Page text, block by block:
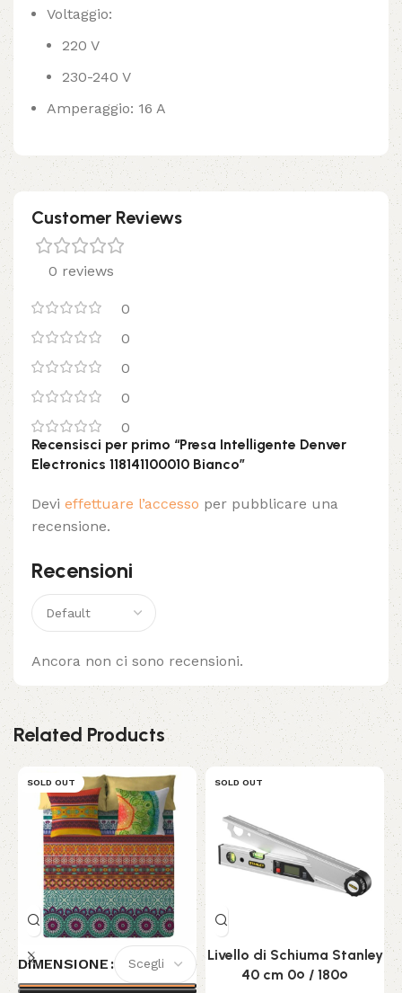
Voltaggio:
220 V
230-240 V
Amperaggio: 16 A
Customer Reviews
0 reviews
0
0
0
0
0
Recensioni
Ancora non ci sono recensioni.
Recensisci per primo “Presa Intelligente Denver
Electronics 118141100010 Bianco”
Devi effettuare l’accesso per pubblicare una
recensione.
Related Products
SOLD OUT
DIMENSIONE
SOLD OUT
Livello di Schiuma Stanley
40 cm 0º / 180º